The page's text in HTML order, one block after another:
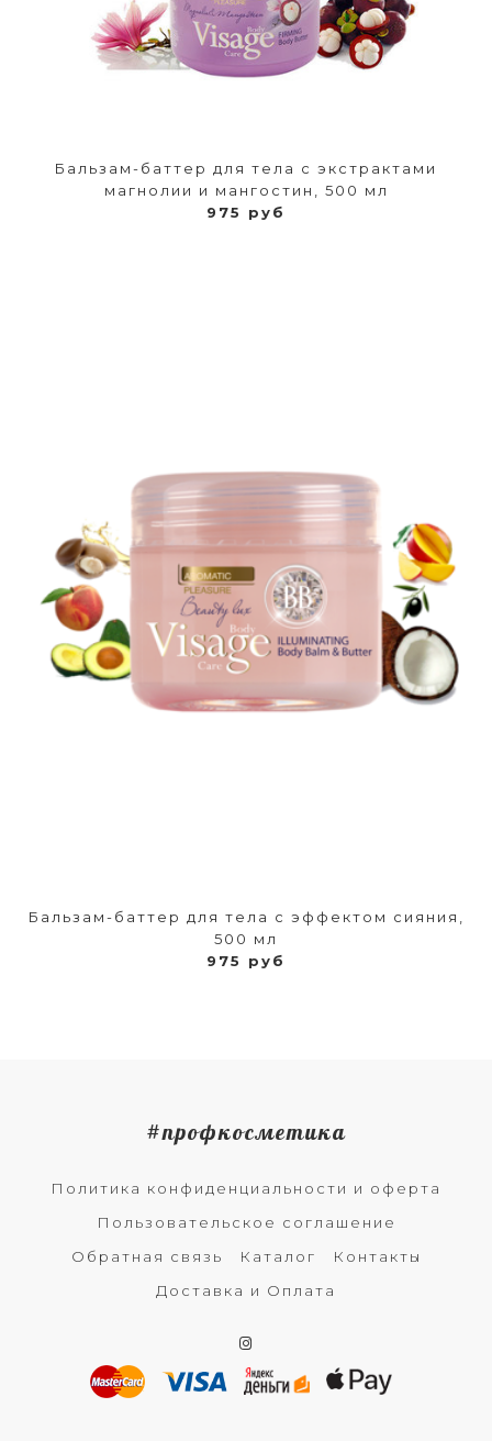
Бальзам-баттер для тела с экстрактами
магнолии и мангостин, 500 мл
975 руб
Бальзам-баттер для тела с эффектом сияния,
500 мл
975 руб
#профкосметика
Политика конфиденциальности и оферта
Пользовательское соглашение
Обратная связь
Каталог
Контакты
Доставка и Оплата